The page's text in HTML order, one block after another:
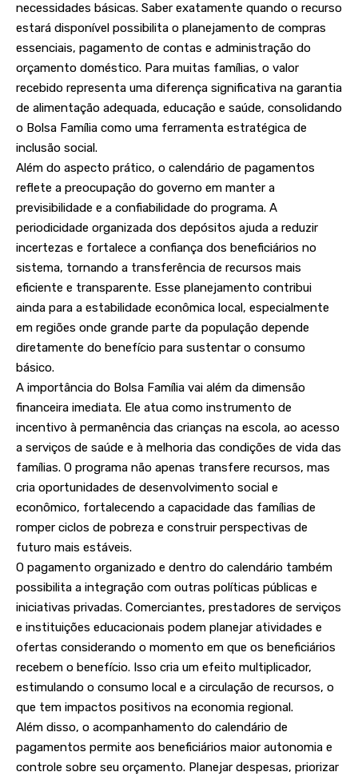
necessidades básicas. Saber exatamente quando o recurso
estará disponível possibilita o planejamento de compras
essenciais, pagamento de contas e administração do
orçamento doméstico. Para muitas famílias, o valor
recebido representa uma diferença significativa na garantia
de alimentação adequada, educação e saúde, consolidando
o Bolsa Família como uma ferramenta estratégica de
inclusão social.
Além do aspecto prático, o calendário de pagamentos
reflete a preocupação do governo em manter a
previsibilidade e a confiabilidade do programa. A
periodicidade organizada dos depósitos ajuda a reduzir
incertezas e fortalece a confiança dos beneficiários no
sistema, tornando a transferência de recursos mais
eficiente e transparente. Esse planejamento contribui
ainda para a estabilidade econômica local, especialmente
em regiões onde grande parte da população depende
diretamente do benefício para sustentar o consumo
básico.
A importância do Bolsa Família vai além da dimensão
financeira imediata. Ele atua como instrumento de
incentivo à permanência das crianças na escola, ao acesso
a serviços de saúde e à melhoria das condições de vida das
famílias. O programa não apenas transfere recursos, mas
cria oportunidades de desenvolvimento social e
econômico, fortalecendo a capacidade das famílias de
romper ciclos de pobreza e construir perspectivas de
futuro mais estáveis.
O pagamento organizado e dentro do calendário também
possibilita a integração com outras políticas públicas e
iniciativas privadas. Comerciantes, prestadores de serviços
e instituições educacionais podem planejar atividades e
ofertas considerando o momento em que os beneficiários
recebem o benefício. Isso cria um efeito multiplicador,
estimulando o consumo local e a circulação de recursos, o
que tem impactos positivos na economia regional.
Além disso, o acompanhamento do calendário de
pagamentos permite aos beneficiários maior autonomia e
controle sobre seu orçamento. Planejar despesas, priorizar